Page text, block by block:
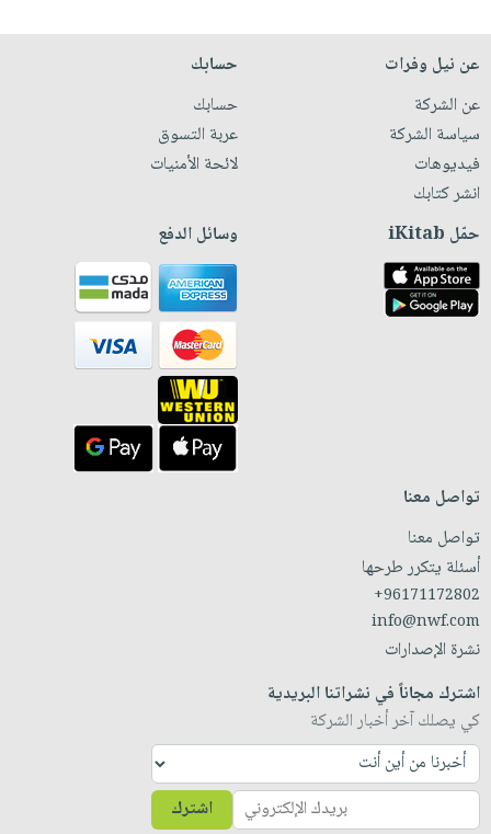
عن نيل وفرات
عن الشركة
سياسة الشركة
فيديوهات
انشر كتابك
حسابك
حسابك
عربة التسوق
لائحة الأمنيات
حمّل iKitab وسائل الدفع
تواصل معنا
تواصل معنا
أسئلة يتكرر طرحها
+96171172802
info@nwf.com
نشرة الإصدارات
اشترك مجاناً في نشراتنا البريدية
كي يصلك آخر أخبار الشركة
اشترك